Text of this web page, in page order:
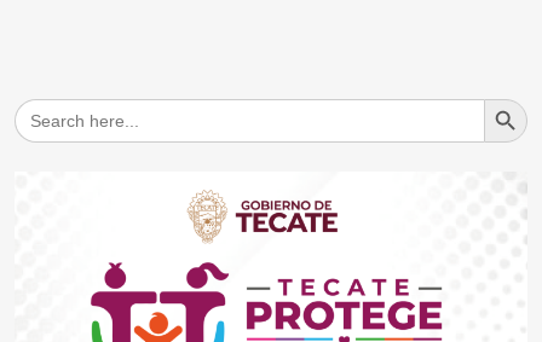
Search
for:
Search